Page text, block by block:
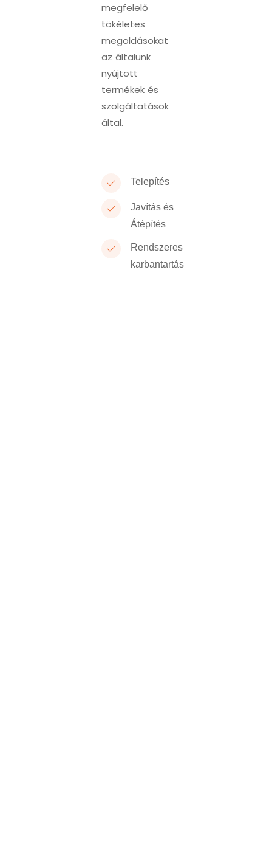
megfelelő
tökéletes
megoldásokat
az általunk
nyújtott
termékek és
szolgáltatások
által.
Telepítés
Javítás és
Átépítés
Rendszeres
karbantartás